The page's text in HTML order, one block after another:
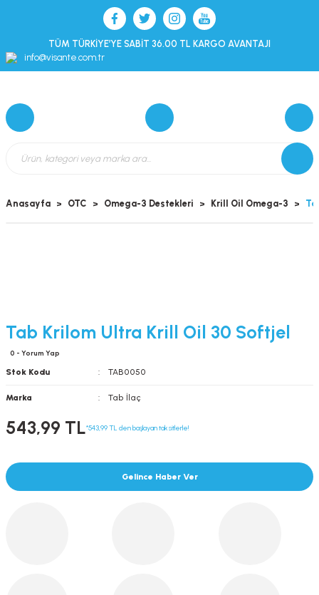
TÜM TÜRKİYE’YE SABİT 36.00 TL KARGO AVANTAJI
info@visante.com.tr
Anasayfa OTC Omega-3 Destekleri Krill Oil Omega-3
Tab Krilom Ultra Krill Oil 30 Softjel
0 - Yorum Yap
Stok Kodu TAB0050
Marka Tab İlaç
543,99 TL*543,99 TL den başlayan taksitlerle!
Gelince Haber Ver